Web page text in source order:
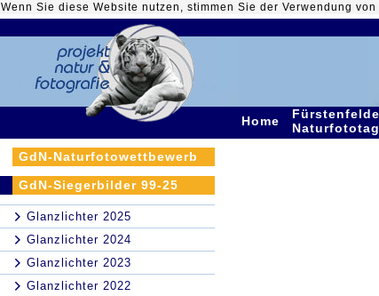
Wenn Sie diese Website nutzen, stimmen Sie der Verwendung
Home
GdN-Naturfotowettbewerb
GdN-Siegerbilder 99-25
Glanzlichter 2025
Glanzlichter 2024
Glanzlichter 2023
Glanzlichter 2022